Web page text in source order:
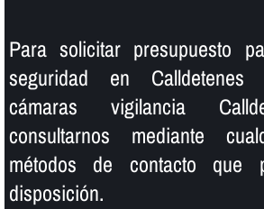
Para solicitar presupuesto
seguridad en Calldetenes
cámaras vigilancia
consultarnos mediante
métodos de contacto que
disposición.